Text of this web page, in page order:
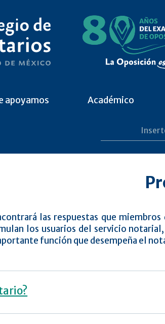
apoyamos Académico
las respuestas que
los usuarios del servicio
función que desempeña el